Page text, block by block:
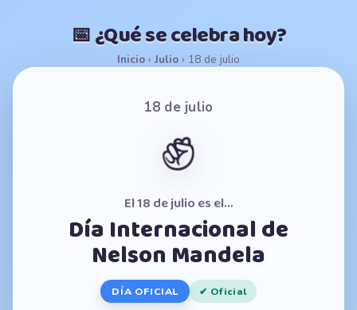
📅 ¿Qué se celebra hoy?
Inicio › Julio › 18 de julio
18 de julio
✊
El 18 de julio es el…
Día Internacional de
Nelson Mandela
DÍA OFICIAL ✔ Oficial